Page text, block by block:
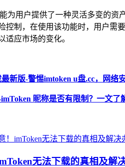
为用户提供了一种灵活多变的资
控制，在使用该功能时，用户需
适应市场的变化。
新版-警惕imtoken u盘.cc，网络
昵称是否有限制？一文了
无法下载的真相及解